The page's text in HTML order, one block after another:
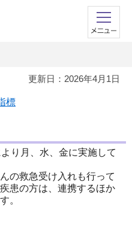
更新日：2026年4月1日
標
り月、水、金に実施して
の救急受け入れも行って
患の方は、連携するほか
。